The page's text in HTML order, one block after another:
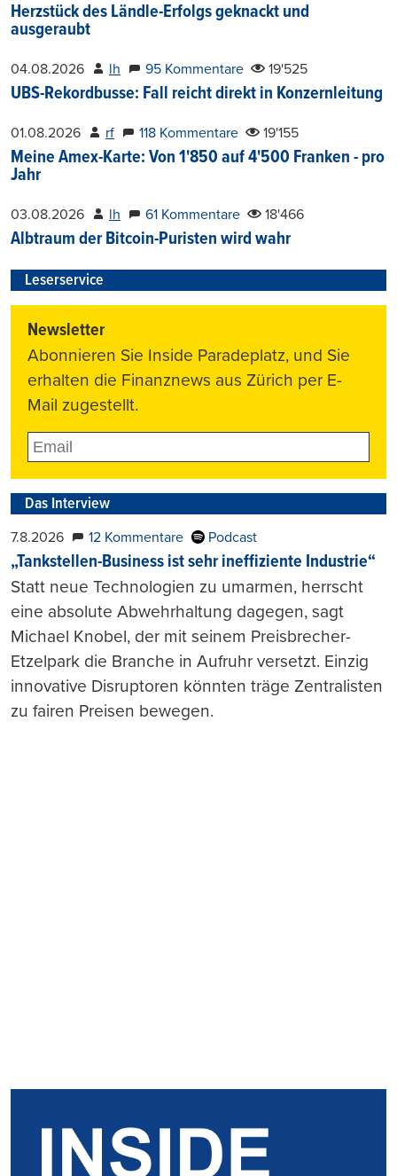
Herzstück des Ländle-Erfolgs geknackt und
ausgeraubt
04.08.2026 lh 95 Kommentare 19'525
UBS-Rekordbusse: Fall reicht direkt in Konzernleitung
01.08.2026 rf 118 Kommentare 19'155
Meine Amex-Karte: Von 1'850 auf 4'500 Franken - pro
Jahr
03.08.2026 lh 61 Kommentare 18'466
Albtraum der Bitcoin-Puristen wird wahr
Leserservice
Newsletter
Abonnieren Sie Inside Paradeplatz, und Sie
erhalten die Finanznews aus Zürich per E-
Mail zugestellt.
Das Interview
7.8.2026 12 Kommentare Podcast
„Tankstellen-Business ist sehr ineffiziente Industrie“
Statt neue Technologien zu umarmen, herrscht
eine absolute Abwehrhaltung dagegen, sagt
Michael Knobel, der mit seinem Preisbrecher-
Etzelpark die Branche in Aufruhr versetzt. Einzig
innovative Disruptoren könnten träge Zentralisten
zu fairen Preisen bewegen.